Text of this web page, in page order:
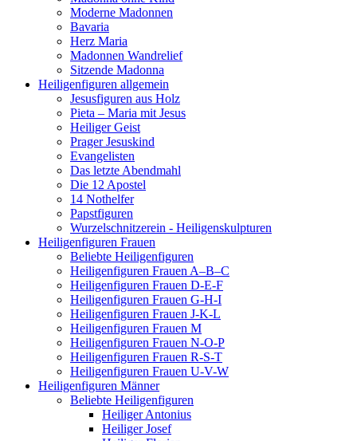
Moderne Madonnen
Bavaria
Herz Maria
Madonnen Wandrelief
Sitzende Madonna
Heiligenfiguren allgemein
Jesusfiguren aus Holz
Pieta – Maria mit Jesus
Heiliger Geist
Prager Jesuskind
Evangelisten
Das letzte Abendmahl
Die 12 Apostel
14 Nothelfer
Papstfiguren
Wurzelschnitzerein - Heiligenskulpturen
Heiligenfiguren Frauen
Beliebte Heiligenfiguren
Heiligenfiguren Frauen A–B–C
Heiligenfiguren Frauen D-E-F
Heiligenfiguren Frauen G-H-I
Heiligenfiguren Frauen J-K-L
Heiligenfiguren Frauen M
Heiligenfiguren Frauen N-O-P
Heiligenfiguren Frauen R-S-T
Heiligenfiguren Frauen U-V-W
Heiligenfiguren Männer
Beliebte Heiligenfiguren
Heiliger Antonius
Heiliger Josef